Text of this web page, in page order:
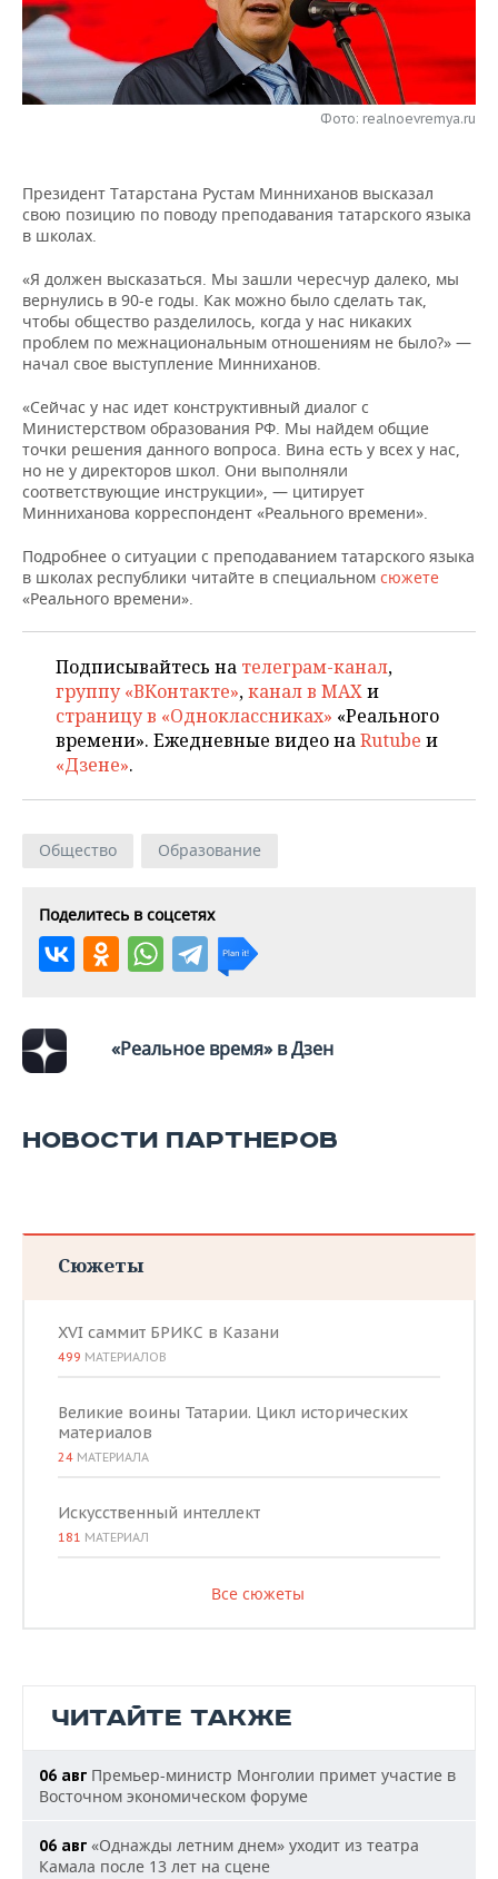
НЕФТЕХИМИЯ
НЕФТЬ
ОПК
РОЗНИЧНАЯ ТОРГОВЛЯ
ТРАНСПОРТ
НОВОСТИ ТЕХНОЛОГИЙ
IT
ТЕЛЕКОММУНИКАЦИИ
МЕРОПРИЯТИЯ
НОВОСТИ МЕРОПРИЯТИЙ
БИЗНЕС-БРАНЧИ
ONLINE-КОНФЕРЕНЦИИ
ОТКРЫТАЯ ЛЕКЦИЯ
СПОРТ
ФУТБОЛ
ХОККЕЙ
БАСКЕТБОЛ
ВОЛЕЙБОЛ
КИБЕРСПОРТ
ФИГУРНОЕ КАТАНИЕ
ВОДНЫЕ ВИДЫ СПОРТА
ХОККЕЙ С МЯЧОМ
НОВОСТИ ОБЩЕСТВА
ВЛАСТЬ
ИНФРАСТРУКТУРА
ИСТОРИЯ
КУЛЬТУРА
МЕДИЦИНА
ОБРАЗОВАНИЕ
ПРОИСШЕСТВИЯ
ФОТОГАЛЕРЕЯ
СЮЖЕТЫ
СПРАВОЧНИК
СПИСОК ПЕРСОН
СПИСОК КОМПАНИЙ
ПОЛНАЯ ВЕРСИЯ
Фото: realnoevremya.ru
Президент Татарстана Рустам Минниханов высказал
свою позицию по поводу преподавания татарского языка
в школах.
«Я должен высказаться. Мы зашли чересчур далеко, мы
вернулись в 90-е годы. Как можно было сделать так,
чтобы общество разделилось, когда у нас никаких
проблем по межнациональным отношениям не было?» —
начал свое выступление Минниханов.
«Сейчас у нас идет конструктивный диалог с
Министерством образования РФ. Мы найдем общие
точки решения данного вопроса. Вина есть у всех у нас,
но не у директоров школ. Они выполняли
соответствующие инструкции», — цитирует
Минниханова корреспондент «Реального времени».
Подробнее о ситуации с преподаванием татарского языка
в школах республики читайте в специальном сюжете
«Реального времени».
Подписывайтесь на телеграм-канал,
группу «ВКонтакте»,канал в MAXи
страницу в «Одноклассниках» «Реального
времени». Ежедневные видео наRutube и
«Дзене».
Общество Образование
Поделитесь в соцсетях
«Реальное время» в Дзен
НОВОСТИ ПАРТНЕРОВ
Сюжеты
XVI саммит БРИКС в Казани
499 МАТЕРИАЛОВ
Великие воины Татарии. Цикл исторических
материалов
24 МАТЕРИАЛА
Искусственный интеллект
181 МАТЕРИАЛ
Все сюжеты
ЧИТАЙТЕ ТАКЖЕ
06 авг Премьер-министр Монголии примет участие в
Восточном экономическом форуме
06 авг «Однажды летним днем» уходит из театра
Камала после 13 лет на сцене